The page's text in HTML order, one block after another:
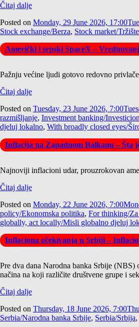
Čitaj dalje
Posted on Monday, 29 June 2026, 17:00
Stock exchange/Berza, Stock market/
Američki i srpski SpaceX –
Pažnju većine ljudi gotovo redovno
Čitaj dalje
Posted on Tuesday, 23 June 2026, 7:00
razmišljanje, Investment banking/
djeluj lokalno, With broadly closed eyes/
Inflacija na Zapadnom Balkanu – Šta
Najnoviji inflacioni udar, prouzrokovan
Čitaj dalje
Posted on Monday, 22 June 2026, 7:00
policy/Ekonomska politika, For thinking/
globally, act locally/Misli globalno djeluj
Inflaciona očekivanja u Srbiji –
Pre dva dana Narodna banka Srbije
načina na koji različite društvene grupe i
Čitaj dalje
Posted on Thursday, 18 June 2026, 7:00
Serbia/Narodna banka Srbije, Serbia/Srbija,